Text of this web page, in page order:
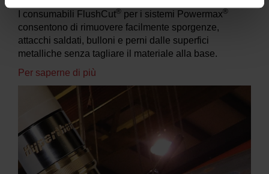
I consumabili FlushCut® per i sistemi Powermax®
consentono di rimuovere facilmente sporgenze,
attacchi saldati, bulloni e perni dalle superfici
metalliche senza tagliare il materiale alla base.
Per saperne di più